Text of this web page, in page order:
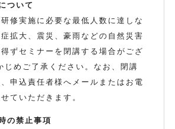
ついて
修実施に必要な最低人数に達しな
拡大、震災、豪雨などの自然災害
ずセミナーを閉講する場合がござ
じめご了承ください。なお、閉講
申込責任者様へメールまたはお電
ていただきます。
の禁止事項